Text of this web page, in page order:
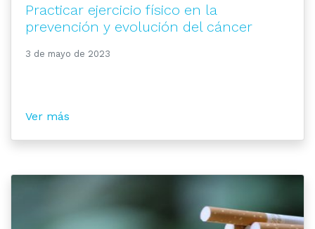
Practicar ejercicio físico en la
prevención y evolución del cáncer
3 de mayo de 2023
Ver más